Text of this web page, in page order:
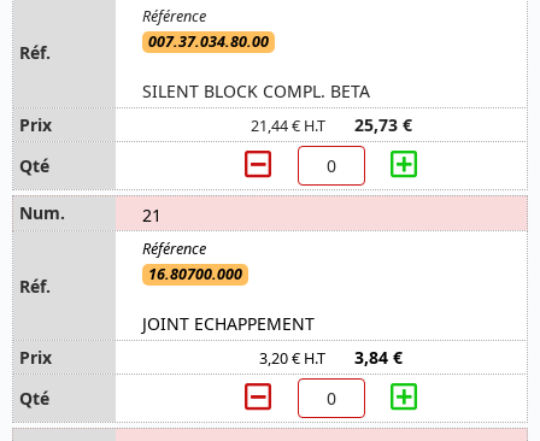
007.37.034.80.00
SILENT BLOCK COMPL. BETA
21,44 € H.T 25,73 €
21
16.80700.000
JOINT ECHAPPEMENT
3,20 € H.T 3,84 €